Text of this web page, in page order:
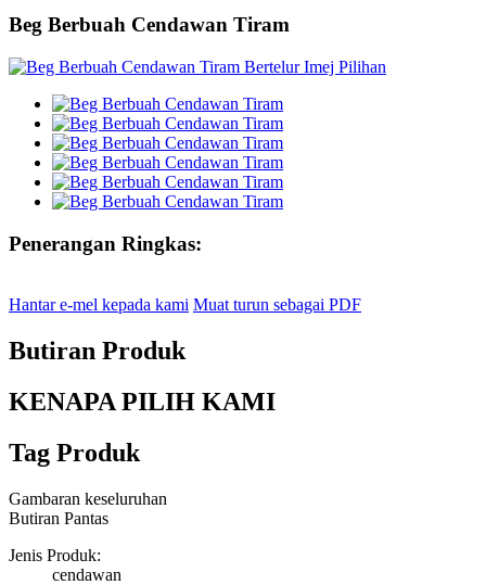
Beg Berbuah Cendawan Tiram
Penerangan Ringkas:
Hantar e-mel kepada kami Muat turun sebagai PDF
Butiran Produk
KENAPA PILIH KAMI
Tag Produk
Gambaran keseluruhan
Butiran Pantas
Jenis Produk:
cendawan